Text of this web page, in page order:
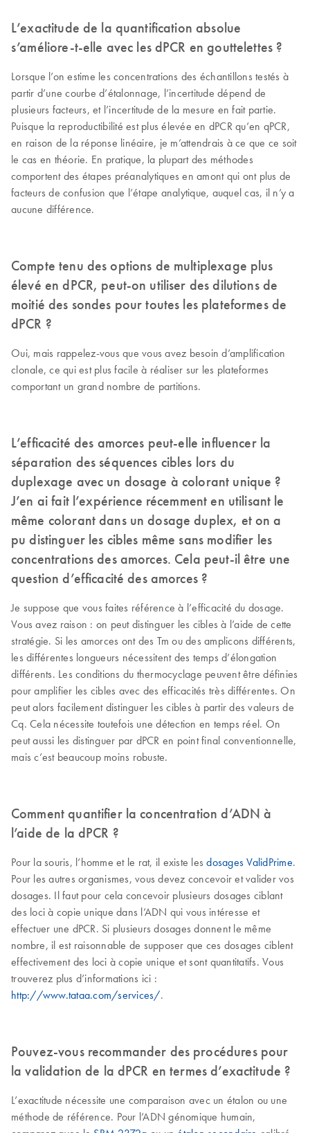
L’exactitude de la quantification absolue
s’améliore-t-elle avec les dPCR en gouttelettes ?
Lorsque l’on estime les concentrations des échantillons testés à
partir d’une courbe d’étalonnage, l’incertitude dépend de
plusieurs facteurs, et l’incertitude de la mesure en fait partie.
Puisque la reproductibilité est plus élevée en dPCR qu’en qPCR,
en raison de la réponse linéaire, je m’attendrais à ce que ce soit
le cas en théorie. En pratique, la plupart des méthodes
comportent des étapes préanalytiques en amont qui ont plus de
facteurs de confusion que l’étape analytique, auquel cas, il n’y a
aucune différence.
Compte tenu des options de multiplexage plus
élevé en dPCR, peut-on utiliser des dilutions de
moitié des sondes pour toutes les plateformes de
dPCR ?
Oui, mais rappelez-vous que vous avez besoin d’amplification
clonale, ce qui est plus facile à réaliser sur les plateformes
comportant un grand nombre de partitions.
L’efficacité des amorces peut-elle influencer la
séparation des séquences cibles lors du
duplexage avec un dosage à colorant unique ?
J’en ai fait l’expérience récemment en utilisant le
même colorant dans un dosage duplex, et on a
pu distinguer les cibles même sans modifier les
concentrations des amorces. Cela peut-il être une
question d’efficacité des amorces ?
Je suppose que vous faites référence à l’efficacité du dosage.
Vous avez raison : on peut distinguer les cibles à l’aide de cette
stratégie. Si les amorces ont des Tm ou des amplicons différents,
les différentes longueurs nécessitent des temps d’élongation
différents. Les conditions du thermocyclage peuvent être définies
pour amplifier les cibles avec des efficacités très différentes. On
peut alors facilement distinguer les cibles à partir des valeurs de
Cq. Cela nécessite toutefois une détection en temps réel. On
peut aussi les distinguer par dPCR en point final conventionnelle,
mais c’est beaucoup moins robuste.
Comment quantifier la concentration d’ADN à
l’aide de la dPCR ?
Pour la souris, l’homme et le rat, il existe lesdosages ValidPrime.
Pour les autres organismes, vous devez concevoir et valider vos
dosages. Il faut pour cela concevoir plusieurs dosages ciblant
des loci à copie unique dans l’ADN qui vous intéresse et
effectuer une dPCR. Si plusieurs dosages donnent le même
nombre, il est raisonnable de supposer que ces dosages ciblent
effectivement des loci à copie unique et sont quantitatifs. Vous
trouverez plus d’informations ici :
http://www.tataa.com/services/.
Pouvez-vous recommander des procédures pour
la validation de la dPCR en termes d’exactitude ?
L’exactitude nécessite une comparaison avec un étalon ou une
méthode de référence. Pour l’ADN génomique humain,